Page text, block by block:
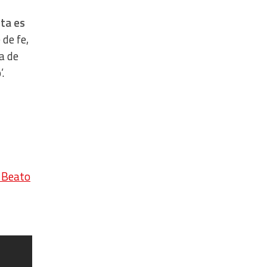
es
fe,
de